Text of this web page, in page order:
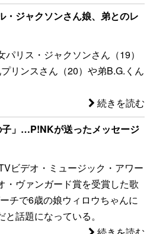
ジャクソンさん娘、弟とのレ
リス・ジャクソンさん（19）
リンスさん（20）や弟B.G.くん
続きを読む
」…P!NKが送ったメッセージ
ビデオ・ミュージック・アワー
・ヴァンガード賞を受賞した歌
チで6歳の娘ウィロウちゃんに
話題になっている。